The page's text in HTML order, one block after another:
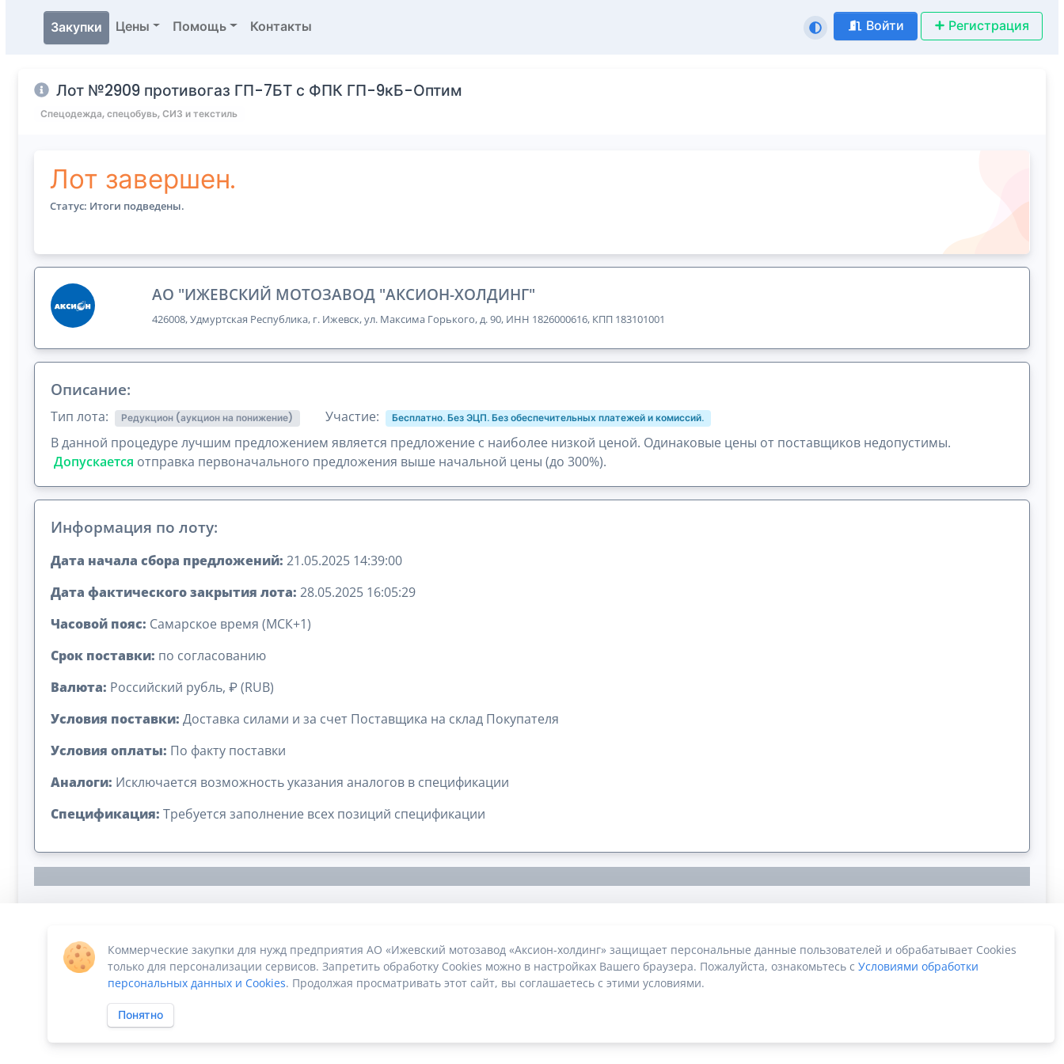
Закупки Цены Помощь Контакты Войти Регистрация
Лот №2909 противогаз ГП-7БТ с ФПК ГП-9кБ-Оптим
Спецодежда, спецобувь, СИЗ и текстиль
Лот завершен.
Статус: Итоги подведены.
АО "ИЖЕВСКИЙ МОТОЗАВОД "АКСИОН-ХОЛДИНГ"
426008, Удмуртская Республика, г. Ижевск, ул. Максима Горького, д. 90, ИНН 1826000616, КПП 183101001
Описание:
Тип лота: Редукцион (аукцион на понижение) Участие: Бесплатно. Без ЭЦП. Без обеспечительных платежей и комиссий.
В данной процедуре лучшим предложением является предложение с наиболее низкой ценой. Одинаковые цены от поставщиков недопустимы.
Допускается отправка первоначального предложения выше начальной цены (до 300%).
Информация по лоту:
Дата начала сбора предложений: 21.05.2025 14:39:00
Дата фактического закрытия лота: 28.05.2025 16:05:29
Часовой пояс: Самарское время (МСК+1)
Срок поставки: по согласованию
Валюта: Российский рубль, ₽ (RUB)
Условия поставки: Доставка силами и за счет Поставщика на склад Покупателя
Условия оплаты: По факту поставки
Аналоги: Исключается возможность указания аналогов в спецификации
Спецификация: Требуется заполнение всех позиций спецификации
Сумма лота: 1 262 940,00 ₽
Коммерческие закупки для нужд предприятия АО «Ижевский мотозавод «Аксион-холдинг» защищает персональные данные пользователей и обрабатывает Cookies
только для персонализации сервисов. Запретить обработку Cookies можно в настройках Вашего браузера. Пожалуйста, ознакомьтесь с Условиями обработки
персональных данных и Cookies. Продолжая просматривать этот сайт, вы соглашаетесь с этими условиями.
Понятно